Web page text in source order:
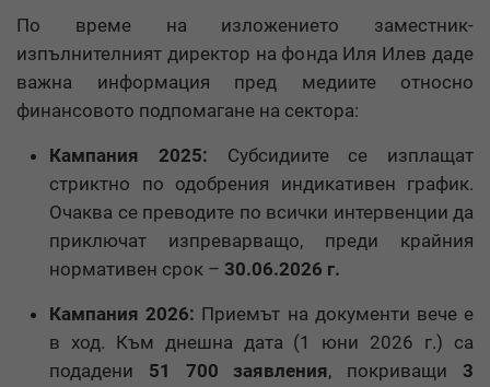
По време на изложението заместник-
изпълнителният директор на фонда Иля Илев даде
важна информация пред медиите относно
финансовото подпомагане на сектора:
Кампания 2025: Субсидиите се изплащат
стриктно по одобрения индикативен график.
Очаква се преводите по всички интервенции да
приключат изпреварващо, преди крайния
нормативен срок – 30.06.2026 г.
Кампания 2026: Приемът на документи вече е
в ход. Към днешна дата (1 юни 2026 г.) са
подадени 51 700 заявления, покриващи3